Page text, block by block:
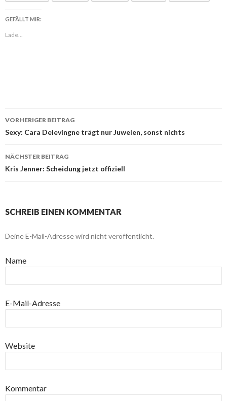
GEFÄLLT MIR:
Lade...
Beitragsnavigation
VORHERIGER BEITRAG
Sexy: Cara Delevingne trägt nur Juwelen, sonst nichts
NÄCHSTER BEITRAG
Kris Jenner: Scheidung jetzt offiziell
SCHREIB EINEN KOMMENTAR
Deine E-Mail-Adresse wird nicht veröffentlicht.
Name
E-Mail-Adresse
Website
Kommentar